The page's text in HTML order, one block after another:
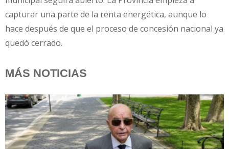
capturar una parte de la renta energética, aunque lo
hace después de que el proceso de concesión nacional ya
quedó cerrado.
MÁS NOTICIAS